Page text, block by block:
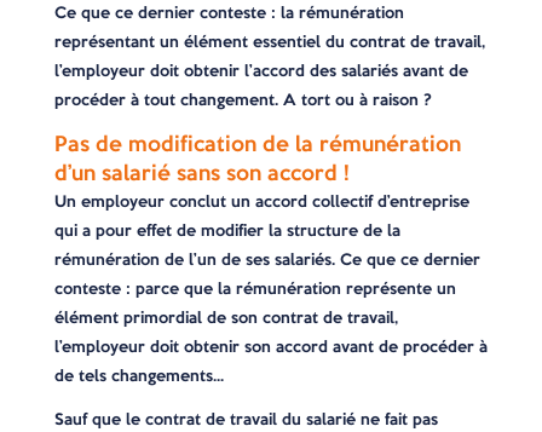
Ce que ce dernier conteste : la rémunération
représentant un élément essentiel du contrat de travail,
l’employeur doit obtenir l’accord des salariés avant de
procéder à tout changement. A tort ou à raison ?
Pas de modification de la rémunération
d’un salarié sans son accord !
Un employeur conclut un accord collectif d’entreprise
qui a pour effet de modifier la structure de la
rémunération de l’un de ses salariés. Ce que ce dernier
conteste : parce que la rémunération représente un
élément primordial de son contrat de travail,
l’employeur doit obtenir son accord avant de procéder à
de tels changements…
Sauf que le contrat de travail du salarié ne fait pas